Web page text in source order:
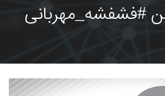
#فشفشه_مهربانی